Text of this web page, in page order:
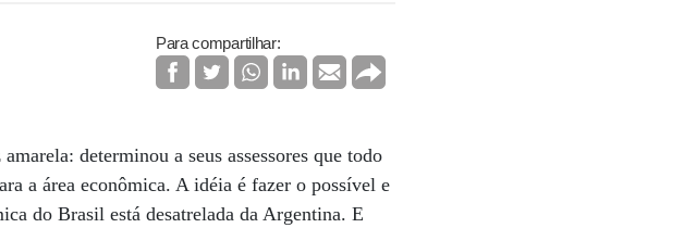
Para compartilhar:
determinou a seus assessores que todo
a área econômica. A idéia é fazer o possível e
do Brasil está desatrelada da Argentina. E